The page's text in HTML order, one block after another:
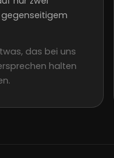
gegenseitigem
das bei uns
halten